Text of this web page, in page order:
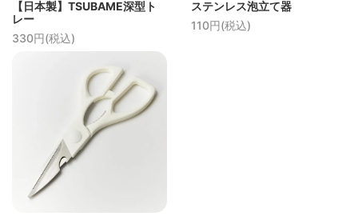
【日本製】TSUBAME深型ト
レー
330円(税込)
ステンレス泡立て器
110円(税込)